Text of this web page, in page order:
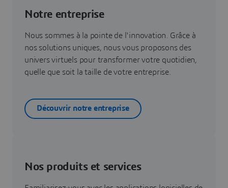
Notre entreprise
Nous sommes à la pointe de l'innovation. Grâce à
nos solutions uniques, nous vous proposons des
univers virtuels pour transformer votre quotidien,
quelle que soit la taille de votre entreprise.
Découvrir notre entreprise
Nos produits et services